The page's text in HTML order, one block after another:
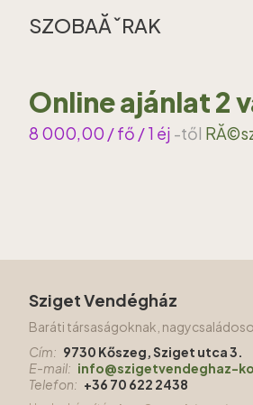
SZOBAĂˇRAK
Online ajánlat 2
8 000,00 / fő / 1 éj -től
Sziget Vendégház
Baráti társaságoknak,
Cím: 9730 Kőszeg, Sziget utca 3.
E-mail: info@szigetvendeghaz-
Telefon: +36 70 622 2438